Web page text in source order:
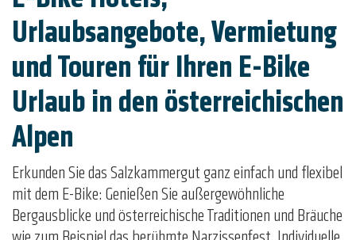
Urlaubsangebote, Vermietung
und Touren für Ihren E-Bike
Urlaub in den österreichischen
Alpen
Erkunden Sie das Salzkammergut ganz einfach und flexibel
mit dem E-Bike: Genießen Sie außergewöhnliche
Bergausblicke und österreichische Traditionen und Bräuche